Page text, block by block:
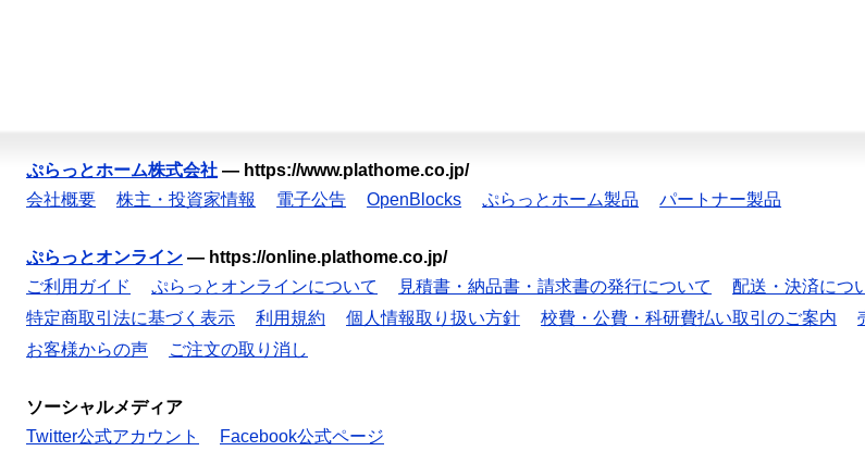
ぷらっとホーム株式会社 — https://www.plathome.co.jp/
会社概要
株主・投資家情報 電子公告 OpenBlocks ぷらっとホーム製品 パートナー製品
ぷらっとオンライン — https://online.plathome.co.jp/
ご利用ガイド
ぷらっとオンラインについて 見積書・納品書・請求書の発行について 配送・決済につ
特定商取引法に基づく表示
利用規約 個人情報取り扱い方針 校費・公費・科研費払い取引のご案内
お客様からの声
ご注文の取り消し
ソーシャルメディア
Twitter公式アカウント
Facebook公式ページ